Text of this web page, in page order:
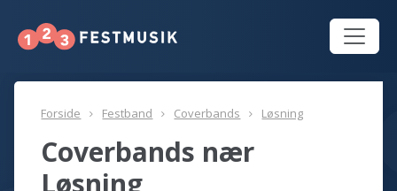
Forside Festband Coverbands Løsning
Coverbands nær